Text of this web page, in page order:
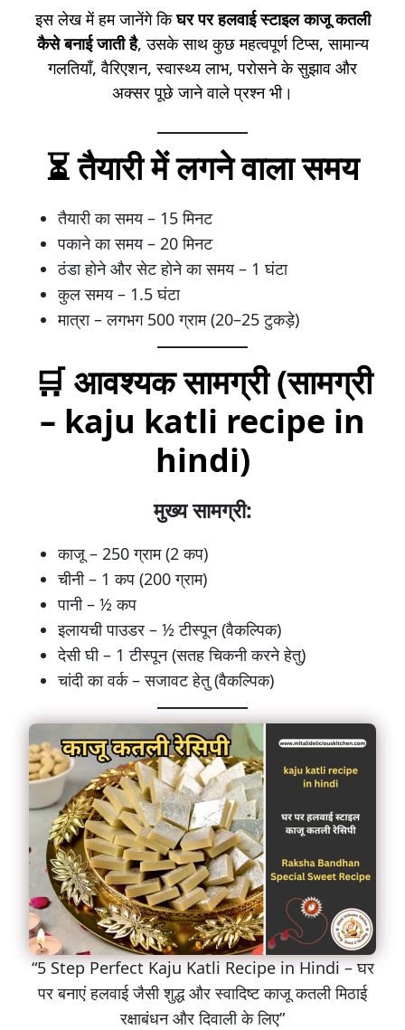
इस लेख में हम जानेंगे किघर पर हलवाई स्टाइल काजू कतली
कैसे बनाई जाती है, उसके साथ कुछ महत्वपूर्ण टिप्स, सामान्य
गलतियाँ, वैरिएशन, स्वास्थ्य लाभ, परोसने के सुझाव और
अक्सर पूछे जाने वाले प्रश्न भी।
⏳ तैयारी में लगने वाला समय
तैयारी का समय – 15 मिनट
पकाने का समय – 20 मिनट
ठंडा होने और सेट होने का समय – 1 घंटा
कुल समय – 1.5 घंटा
मात्रा – लगभग 500 ग्राम (20–25 टुकड़े)
🛒 आवश्यक सामग्री (सामग्री
– kaju katli recipe in
hindi)
मुख्य सामग्री:
काजू – 250 ग्राम (2 कप)
चीनी – 1 कप (200 ग्राम)
पानी – ½ कप
इलायची पाउडर – ½ टीस्पून (वैकल्पिक)
देसी घी – 1 टीस्पून (सतह चिकनी करने हेतु)
चांदी का वर्क – सजावट हेतु (वैकल्पिक)
“5 Step Perfect Kaju Katli Recipe in Hindi – घर
पर बनाएं हलवाई जैसी शुद्ध और स्वादिष्ट काजू कतली मिठाई
रक्षाबंधन और दिवाली के लिए”